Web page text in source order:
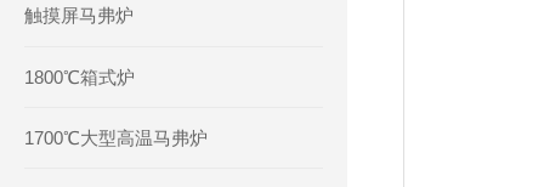
触摸屏马弗炉
1800℃箱式炉
1700℃大型高温马弗炉